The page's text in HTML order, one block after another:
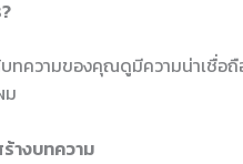
ทความของคุณดูมีความน่าเชื่อ
ม
ร้างบทความ